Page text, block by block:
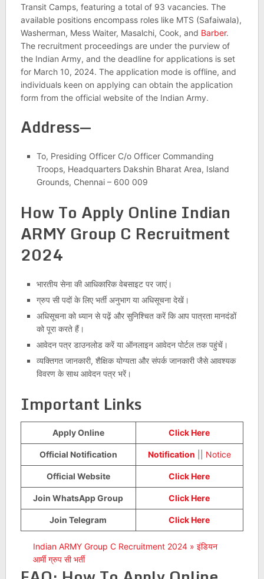
Transit Camps, featuring a total of 93 vacancies. The
available positions encompass roles like MTS (Safaiwala),
Washerman, Mess Waiter, Masalchi, Cook, and Barber.
The recruitment proceedings are under the purview of
the Indian Army, and the deadline for applications is set
for March 10, 2024. The application mode is offline, and
individuals keen on applying can obtain the application
form from the official website of the Indian Army.
Address—
To, Presiding Officer C/o Officer Commanding
Troops, Headquarters Dakshin Bharat Area, Island
Grounds, Chennai – 600 009
How To Apply Online Indian
ARMY Group C Recruitment
2024
भारतीय सेना की आधिकारिक वेबसाइट पर जाएं।
ग्रुप सी पदों के लिए भर्ती अनुभाग या अधिसूचना देखें।
अधिसूचना को ध्यान से पढ़ें और सुनिश्चित करें कि आप पात्रता मानदंडों
को पूरा करते हैं।
आवेदन पत्र डाउनलोड करें या ऑनलाइन आवेदन पोर्टल तक पहुंचें।
व्यक्तिगत जानकारी, शैक्षिक योग्यता और संपर्क जानकारी जैसे आवश्यक
विवरण के साथ आवेदन पत्र भरें।
Important Links
Apply Online Click Here
Official Notification Notification Notice
Official Website Click Here
Join WhatsApp Group Click Here
Join Telegram Click Here
Indian ARMY Group C Recruitment 2024 » इंडियन
आर्मी ग्रुप सी भर्ती